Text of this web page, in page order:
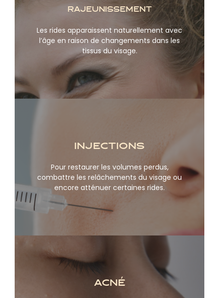
Rajeunissement
Les rides apparaissent naturellement avec
l’âge en raison de changements dans les
tissus du visage.
En savoir plus
Injections
Pour restaurer les volumes perdus,
combattre les relâchements du visage ou
encore atténuer certaines rides.
En savoir plus
acné